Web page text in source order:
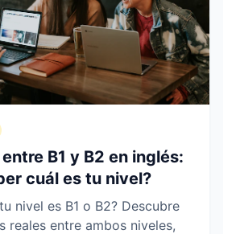
B1 y B2 en inglés:
cuál es tu nivel?
nivel es B1 o B2? Descubre
reales entre ambos niveles,